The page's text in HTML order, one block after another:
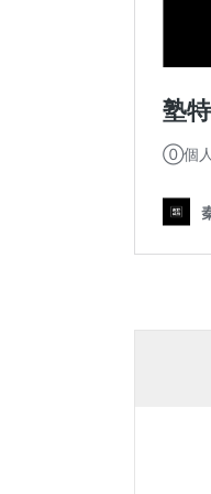
現